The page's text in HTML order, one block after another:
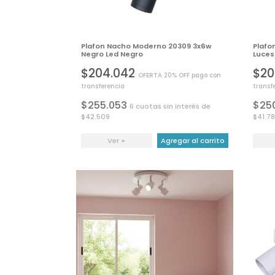
Plafon Nacho Moderno 20309 3x6w
Negro Led Negro
$204.042 OFERTA 20% OFF pago con
transferencia
$255.053 6 cuotas sin interés de
$42.509
Ver + Agregar al carrito